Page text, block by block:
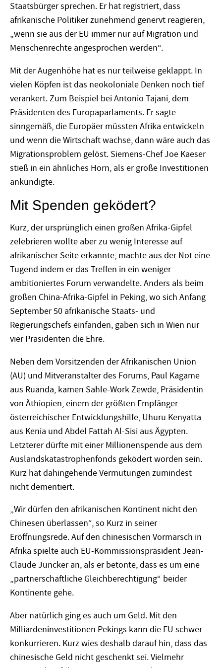
Staatsbürger sprechen. Er hat registriert, dass
afrikanische Politiker zunehmend genervt reagieren,
„wenn sie aus der EU immer nur auf Migration und
Menschenrechte angesprochen werden“.
Mit der Augenhöhe hat es nur teilweise geklappt. In
vielen Köpfen ist das neokoloniale Denken noch tief
verankert. Zum Beispiel bei Antonio Tajani, dem
Präsidenten des Europaparlaments. Er sagte
sinngemäß, die Europäer müssten Afrika entwickeln
und wenn die Wirtschaft wachse, dann wäre auch das
Migrationsproblem gelöst. Siemens-Chef Joe Kaeser
stieß in ein ähnliches Horn, als er große Investitionen
ankündigte.
Mit Spenden geködert?
Kurz, der ursprünglich einen großen Afrika-Gipfel
zelebrieren wollte aber zu wenig Interesse auf
afrikanischer Seite erkannte, machte aus der Not eine
Tugend indem er das Treffen in ein weniger
ambitioniertes Forum verwandelte. Anders als beim
großen China-Afrika-Gipfel in Peking, wo sich Anfang
September 50 afrikanische Staats- und
Regierungschefs einfanden, gaben sich in Wien nur
vier Präsidenten die Ehre.
Neben dem Vorsitzenden der Afrikanischen Union
(AU) und Mitveranstalter des Forums, Paul Kagame
aus Ruanda, kamen Sahle-Work Zewde, Präsidentin
von Äthiopien, einem der größten Empfänger
österreichischer Entwicklungshilfe, Uhuru Kenyatta
aus Kenia und Abdel Fattah Al-Sisi aus Ägypten.
Letzterer dürfte mit einer Millionenspende aus dem
Auslandskatastrophenfonds geködert worden sein.
Kurz hat dahingehende Vermutungen zumindest
nicht dementiert.
„Wir dürfen den afrikanischen Kontinent nicht den
Chinesen überlassen“, so Kurz in seiner
Eröffnungsrede. Auf den chinesischen Vormarsch in
Afrika spielte auch EU-Kommissionspräsident Jean-
Claude Juncker an, als er betonte, dass es um eine
„partnerschaftliche Gleichberechtigung“ beider
Kontinente gehe.
Aber natürlich ging es auch um Geld. Mit den
Milliardeninvestitionen Pekings kann die EU schwer
konkurrieren. Kurz wies deshalb darauf hin, dass das
chinesische Geld nicht geschenkt sei. Vielmehr